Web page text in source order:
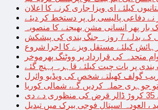
کیلئے ای ویزا جاری کرنے کا اعلان
نے دفاعی پالیسی بل پر دستخط کر دیئے
کیلئے مستقل ویزے کا اجرا شروع
پر بات چیت کیلئے قاہرہ پہنچ گئے
گولف کھیلتے شخص کی ویڈیو وائرل
جوہری حملہ کردیں گے، شمالی کوریا